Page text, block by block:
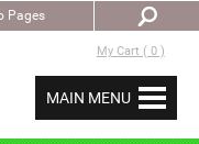
Pages
My Cart ( 0 )
MAIN MENU